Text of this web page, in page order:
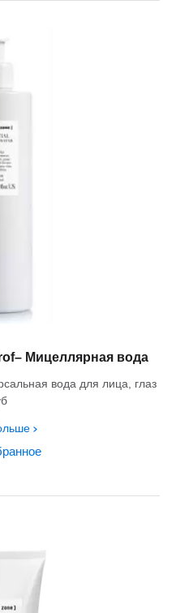
Мицеллярная вода
вода для лица, глаз